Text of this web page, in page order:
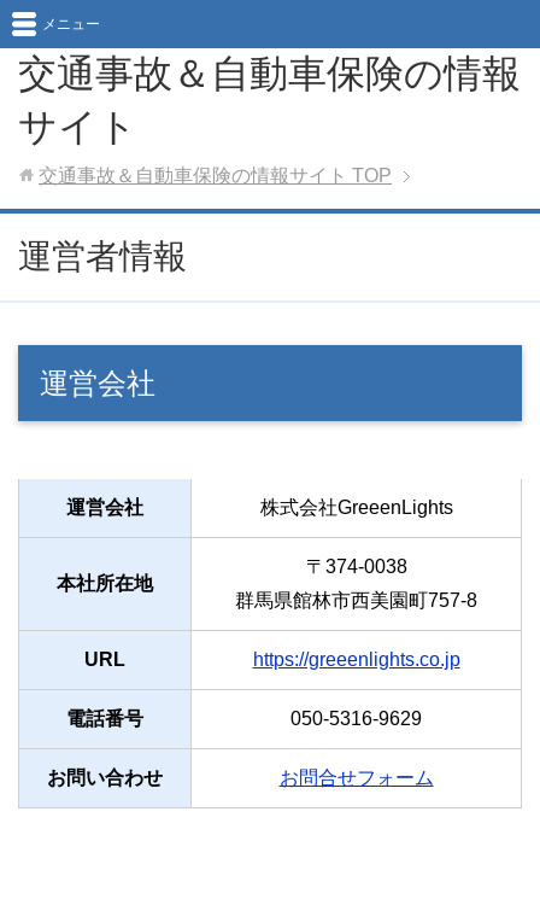
交通事故＆自動車保険の情報
サイト
メニュー
交通事故＆自動車保険の情報サイト TOP
運営者情報
運営会社
運営会社 株式会社GreeenLights
本社所在地
〒374-0038
群馬県館林市西美園町757-8
URL https://greeenlights.co.jp
電話番号 050-5316-9629
お問い合わせ お問合せフォーム